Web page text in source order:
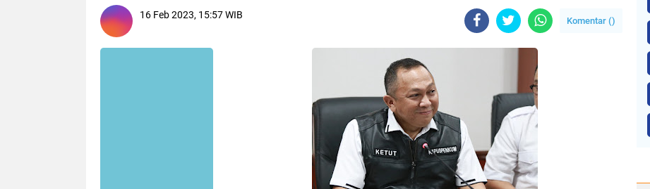
16 Feb 2023, 15:57 WIB
Komentar ()